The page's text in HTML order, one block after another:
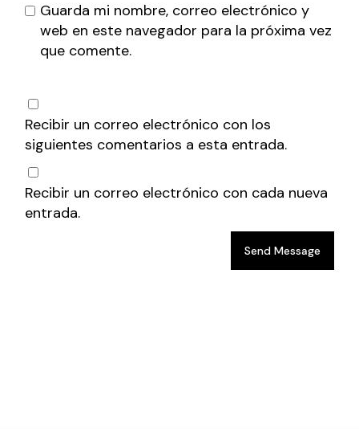
Guarda mi nombre, correo electrónico y
web en este navegador para la próxima vez
que comente.
Recibir un correo electrónico con los
siguientes comentarios a esta entrada.
Recibir un correo electrónico con cada nueva
entrada.
Send Message